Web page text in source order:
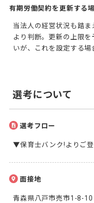
有期労働契約を更新する
当法人の経営状況も踏
より判断。更新の上限
いが、これを設定する場
選考について
選考フロー
▼保育士バンク!よりご
面接地
青森県八戸市売市1-8-10